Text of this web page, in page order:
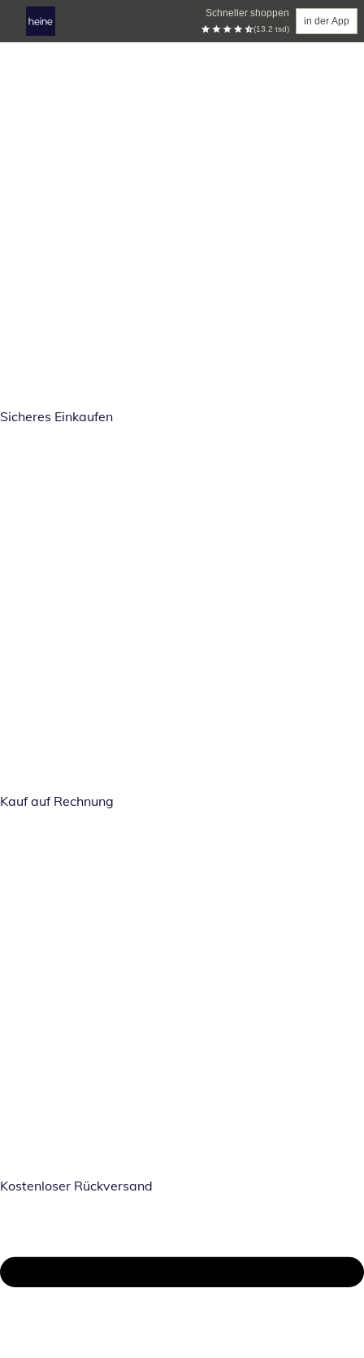
Schneller shoppen
(13.2 tsd)
in der App
Sicheres Einkaufen
Kauf auf Rechnung
Kostenloser Rückversand